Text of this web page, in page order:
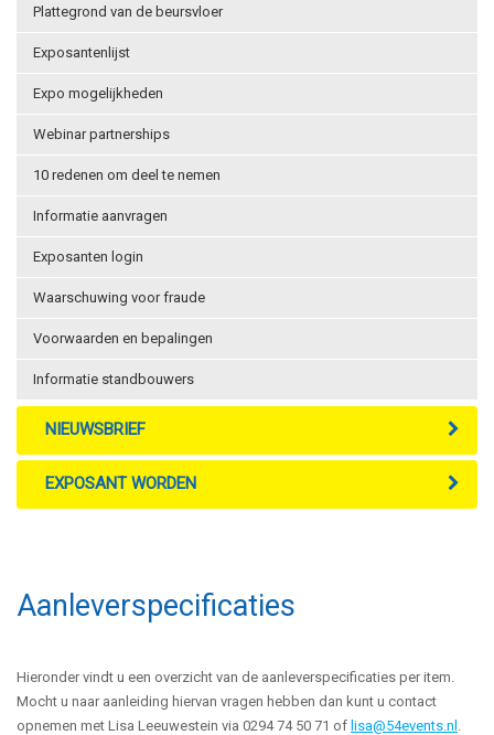
Plattegrond van de beursvloer
Exposantenlijst
Expo mogelijkheden
Webinar partnerships
10 redenen om deel te nemen
Informatie aanvragen
Exposanten login
Waarschuwing voor fraude
Voorwaarden en bepalingen
Informatie standbouwers
NIEUWSBRIEF
EXPOSANT WORDEN
Aanleverspecificaties
Hieronder vindt u een overzicht van de aanleverspecificaties per item.
Mocht u naar aanleiding hiervan vragen hebben dan kunt u contact
opnemen met Lisa Leeuwestein via 0294 74 50 71 of lisa@54events.nl .